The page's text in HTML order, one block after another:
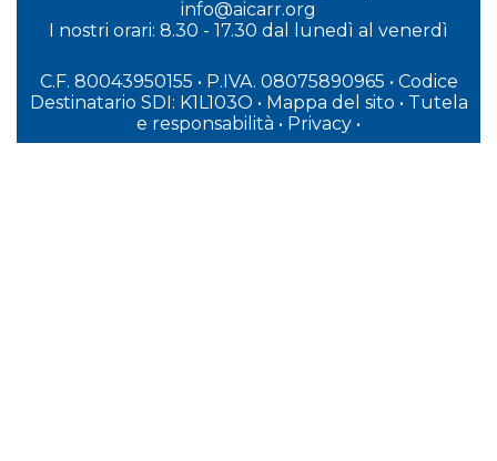
info@aicarr.org
I nostri orari: 8.30 - 17.30 dal lunedì al venerdì
C.F. 80043950155 • P.IVA. 08075890965 • Codice
Destinatario SDI: K1L103O • Mappa del sito • Tutela
e responsabilità • Privacy •